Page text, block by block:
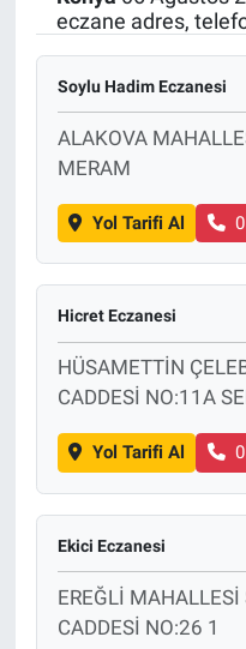
eczane adres,
Soylu Hadim Eczanesi
ALAKOVA
MERAM
Yol Tarifi Al
Hicret Eczanesi
HÜSAMETTİN
CADDESİ NO:11A
Yol Tarifi Al
Ekici Eczanesi
EREĞLİ
CADDESİ NO:26 1
EĞİTİM
ÖZEL HABER
Keşfet
ASTROLOJİ
MANŞET
RESMİ İLANLAR
İLAN
Bize ulaşın